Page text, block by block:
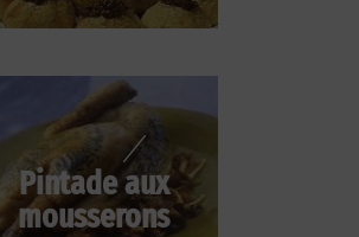
Pintade aux
mousserons